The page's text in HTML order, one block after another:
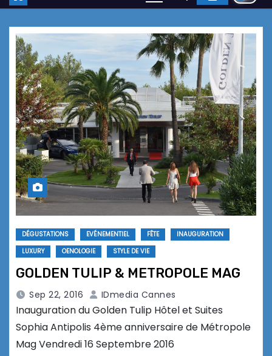
DÉGUSTATIONS EVÉNEMENTIEL FÊTE
INAUGURATION
LUXURY
OENOLOGIE STYLE DE VIE
GOLDEN TULIP & METROPOLE MAG
Sep 22, 2016 IDmedia Cannes
Inauguration du Golden Tulip Hôtel et Suites
Sophia Antipolis 4ème anniversaire de Métropole
Mag Vendredi 16 Septembre 2016